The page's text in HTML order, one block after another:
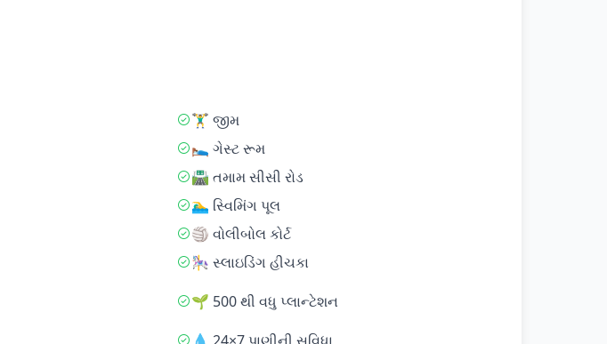
🏋️‍♂️ જીમ
🛌 ગેસ્ટ રૂમ
🛣️ તમામ સીસી રોડ
🏊‍♂️ સ્વિમિંગ પૂલ
🏐 વોલીબોલ કોર્ટ
🎠 સ્લાઇડિંગ હીચકા
🌱 500 થી વધુ પ્લાન્ટેશન